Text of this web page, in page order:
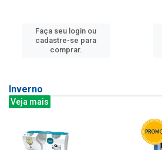
Faça seu login ou
cadastre-se para
comprar.
Inverno
Veja mais